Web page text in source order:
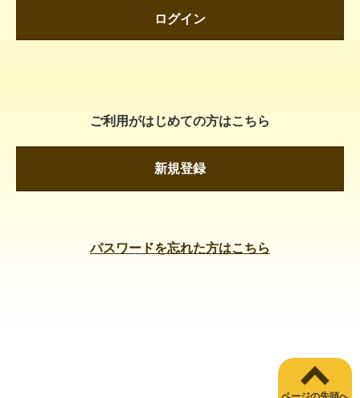
ログイン
ご利用がはじめての方はこちら
新規登録
パスワードを忘れた方はこちら